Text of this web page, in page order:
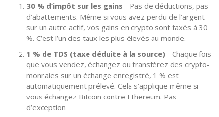
30 % d’impôt sur les gains - Pas de déductions, pas
d’abattements. Même si vous avez perdu de l’argent
sur un autre actif, vos gains en crypto sont taxés à 30
%. C’est l’un des taux les plus élevés au monde.
1 % de TDS (taxe déduite à la source) - Chaque fois
que vous vendez, échangez ou transférez des crypto-
monnaies sur un échange enregistré, 1 % est
automatiquement prélevé. Cela s’applique même si
vous échangez Bitcoin contre Ethereum. Pas
d’exception.